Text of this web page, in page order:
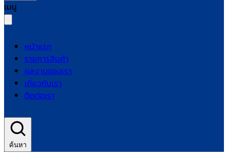
เมนู
หน้าแรก
รายการสินค้า
ผลงานของเรา
เกี่ยวกับเรา
ติดต่อเรา
ค้นหา